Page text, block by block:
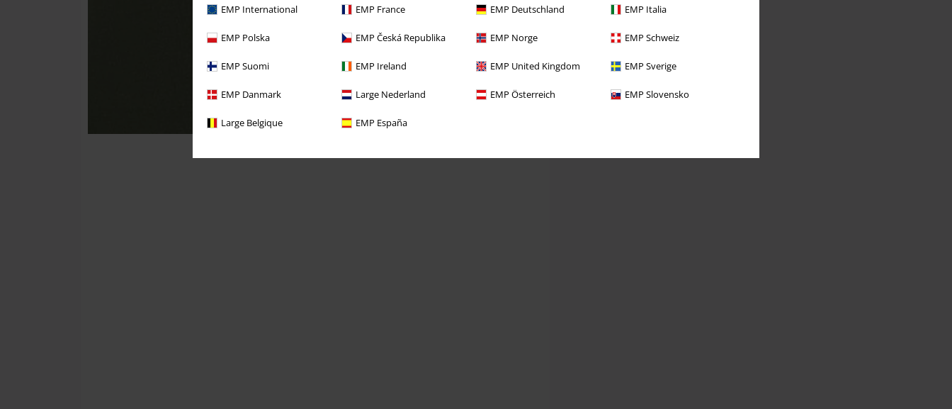
EMP International EMP France EMP Deutschland EMP Italia
EMP Polska EMP Česká Republika EMP Norge EMP Schweiz
EMP Suomi EMP Ireland EMP United Kingdom EMP Sverige
EMP Danmark Large Nederland EMP Österreich EMP Slovensko
Large Belgique EMP España